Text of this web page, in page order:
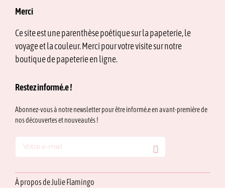
Merci
Ce site est une parenthèse poétique sur la papeterie, le
voyage et la couleur. Merci pour votre visite sur notre
boutique de papeterie en ligne.
Restez informé.e !
Abonnez-vous à notre newsletter pour être informé.e en avant-première de
nos découvertes et nouveautés !
À propos de Julie Flamingo